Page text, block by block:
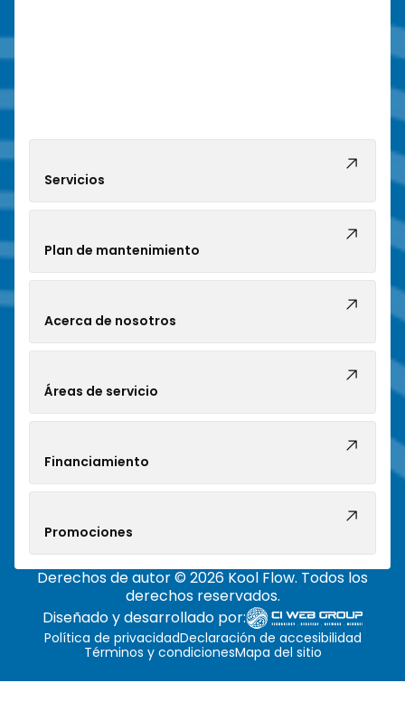
Servicios
Plan de mantenimiento
Acerca de nosotros
Áreas de servicio
Financiamiento
Promociones
Derechos de autor © 2026 Kool Flow. Todos los
derechos reservados.
Diseñado y desarrollado por:
Política de privacidadDeclaración de accesibilidad
Términos y condicionesMapa del sitio